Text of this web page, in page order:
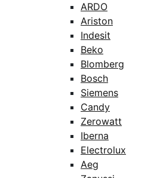
ARDO
Ariston
Indesit
Beko
Blomberg
Bosch
Siemens
Candy
Zerowatt
Iberna
Electrolux
Aeg